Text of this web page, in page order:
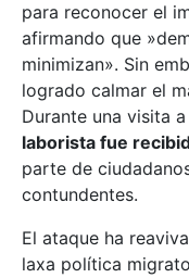
para reconocer el
afirmando que
minimizan». Sin
logrado calmar el
Durante una visita
laborista fue
parte de
contundentes.
El ataque ha
laxa política